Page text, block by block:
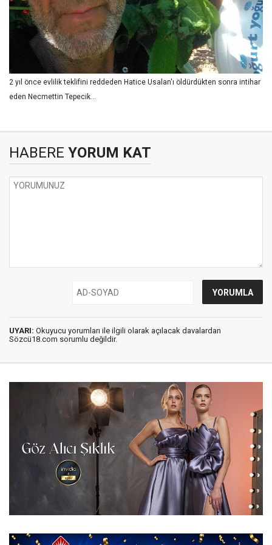
2 yıl önce evlilik teklifini reddeden Hatice Usalan'ı öldürdükten sonra intihar
eden Necmettin Tepecik...
HABERE YORUM KAT
UYARI: Okuyucu yorumları ile ilgili olarak açılacak davalardan
Sözcü18.com sorumlu değildir.